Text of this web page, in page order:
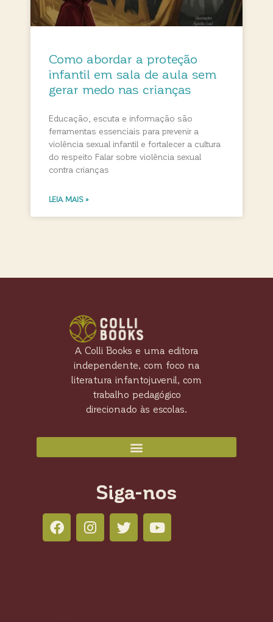
Como abordar a proteção
infantil em sala de aula sem
gerar medo nas crianças
Educação, escuta e informação são
ferramentas essenciais para prevenir a
violência sexual infantil e fortalecer a cultura
do respeito Falar sobre violência sexual
contra crianças
LEIA MAIS »
A Colli Books e uma editora
independente, com foco na
literatura infantojuvenil, com
trabalho pedagógico
direcionado às escolas.
Siga-nos